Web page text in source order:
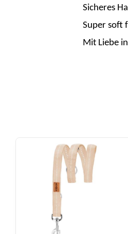
Sicheres
Super soft
Mit Liebe